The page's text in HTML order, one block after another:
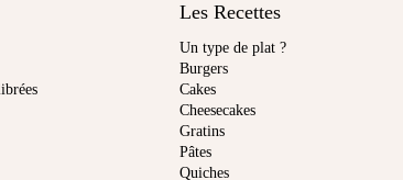
Les Recettes
Un type de plat ?
Burgers
Cakes
Cheesecakes
Gratins
Pâtes
Quiches